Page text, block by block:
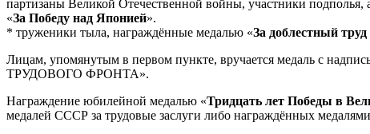
партизаны Великой Отечественной войны, участники
«За Победу над Японией».
* труженики тыла, награждённые медалью «За доблестный
Лицам, упомянутым в первом пункте, вручается медаль с
ТРУДОВОГО ФРОНТА».
Награждение юбилейной медалью «Тридцать лет Победы в
медалей СССР за трудовые заслуги либо награждённых